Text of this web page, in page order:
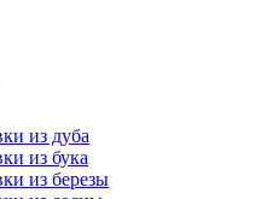
из дуба
из бука
из березы